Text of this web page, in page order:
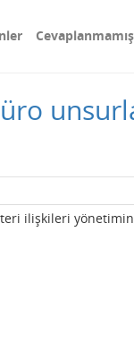
Cevaplanmamış
ilişkileri